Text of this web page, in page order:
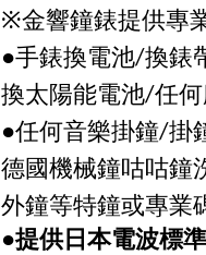
※金響鐘錶提供專
●手錶換電池/換錶
換太陽能電池/任
●任何音樂掛鐘/掛
德國機械鐘咕咕鐘
外鐘等特鐘或專業
●提供日本電波標